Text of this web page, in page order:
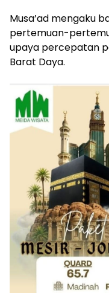
Musa’ad mengaku
pertemuan-
upaya percepatan
Barat Daya.